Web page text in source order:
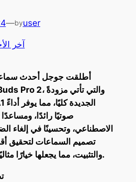
—byuser
آخر
أطلقت جوجل أحدث
صوتيًا رائدًا، ومساعدًا
الاصطناعي، وتحسينًا في إلغاء
تصميم السماعات لتحقيق
والتثبيت، مما يجعلها خيارًا مثاليًا للاستخدام اليومي.